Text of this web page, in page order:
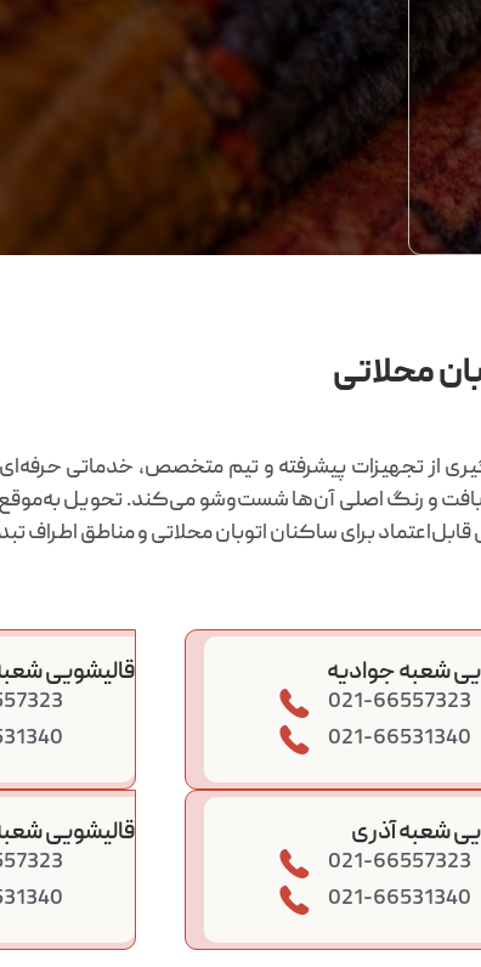
محلاتی
از تجهیزات پیشرفته و تیم متخصص، خدماتی
بافت و رنگ اصلی آن‌ها شست‌وشو می‌کند. تحویل
برای ساکنان اتوبان محلاتی و مناطق اطراف
شعبه جوادیه
021-66557323
021-66531340
قالیشویی
شعبه آذری
021-66557323
021-66531340
قالیشویی